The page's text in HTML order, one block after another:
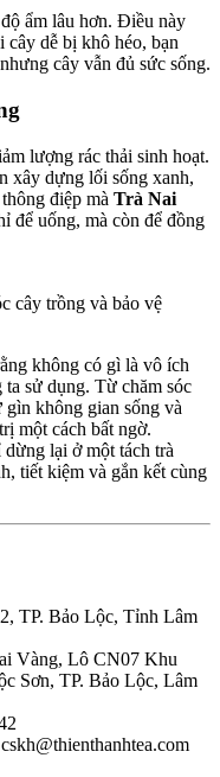
ẩm lâu hơn. Điều này
cây dễ bị khô héo, bạn
cây vẫn đủ sức sống.
lượng rác thải sinh hoạt.
xây dựng lối sống xanh,
điệp mà Trà Nai
để uống, mà còn để đồng
cây trồng và bảo vệ
không có gì là vô ích
sử dụng. Từ chăm sóc
gìn không gian sống và
một cách bất ngờ.
lại ở một tách trà
tiết kiệm và gắn kết cùng
TP. Bảo Lộc, Tỉnh Lâm
Vàng, Lô CN07 Khu
Sơn, TP. Bảo Lộc, Lâm
342